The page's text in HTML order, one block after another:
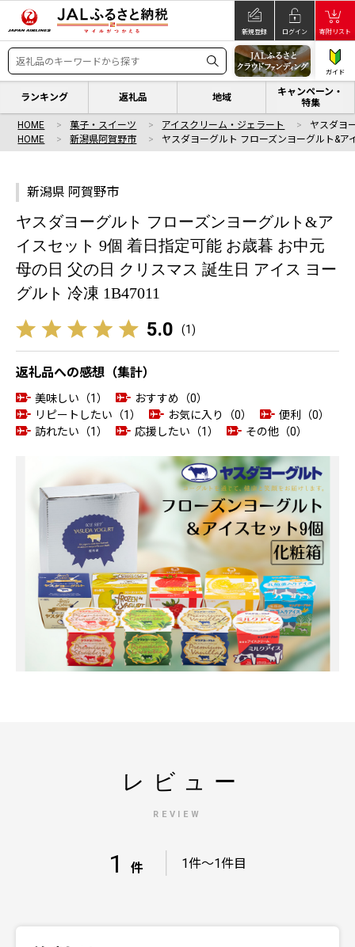
新規登録 ログイン 寄附リスト
ガイド
ランキング 返礼品 地域
キャンペーン・
特集
HOME 菓子・スイーツ アイスクリーム・ジェラート
ヤスダヨ
HOME
新潟県阿賀野市 ヤスダヨーグルト フローズンヨーグルト&ア
新潟県 阿賀野市
ヤスダヨーグルト フローズンヨーグルト&ア
イスセット 9個 着日指定可能 お歳暮 お中元
母の日 父の日 クリスマス 誕生日 アイス ヨー
グルト 冷凍 1B47011
5.0 (1)
返礼品への感想（集計）
美味しい（1）
おすすめ（0）
リピートしたい（1）
お気に入り（0）
便利（0）
訪れたい（1）
応援したい（1） その他（0）
レビュー
REVIEW
1 件 1件～1件目